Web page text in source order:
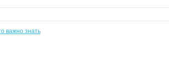
важно знать